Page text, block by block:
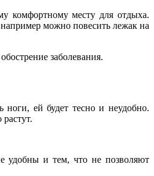
комфортному месту для отдыха.
можно повесить лежак на
заболевания.
ей будет тесно и неудобно.
удобны и тем, что не позволяют